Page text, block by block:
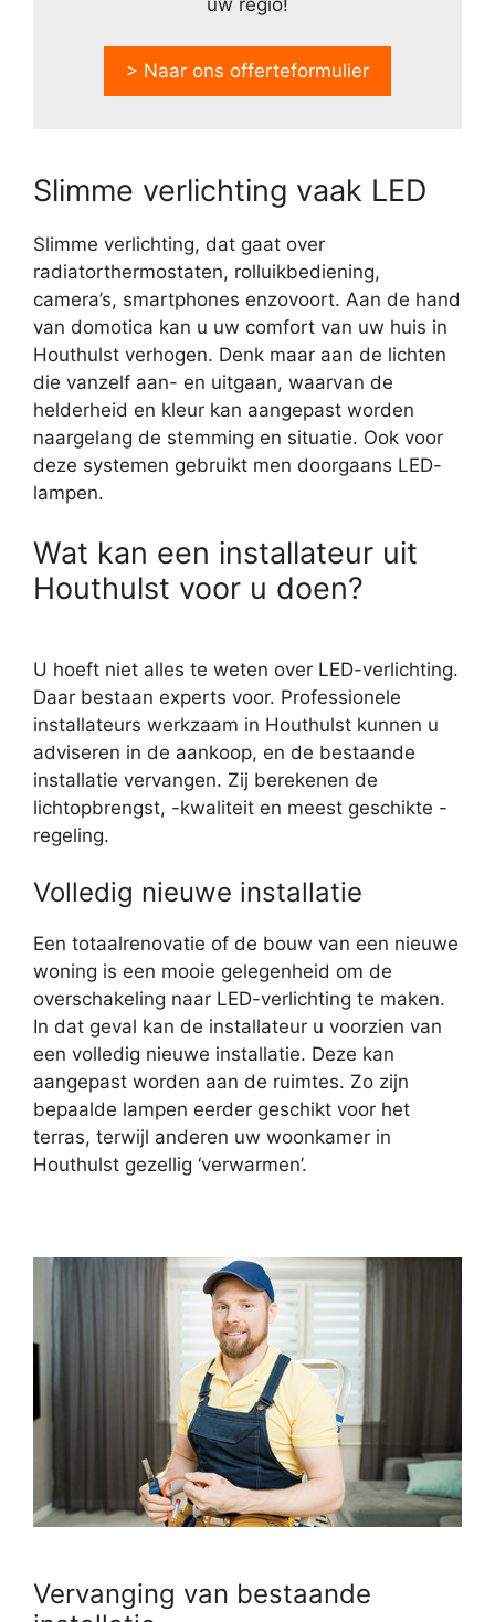
uw regio!
> Naar ons offerteformulier
Slimme verlichting vaak LED
Slimme verlichting, dat gaat over
radiatorthermostaten, rolluikbediening,
camera’s, smartphones enzovoort. Aan de hand
van domotica kan u uw comfort van uw huis in
Houthulst verhogen. Denk maar aan de lichten
die vanzelf aan- en uitgaan, waarvan de
helderheid en kleur kan aangepast worden
naargelang de stemming en situatie. Ook voor
deze systemen gebruikt men doorgaans LED-
lampen.
Wat kan een installateur uit
Houthulst voor u doen?
U hoeft niet alles te weten over LED-verlichting.
Daar bestaan experts voor. Professionele
installateurs werkzaam in Houthulst kunnen u
adviseren in de aankoop, en de bestaande
installatie vervangen. Zij berekenen de
lichtopbrengst, -kwaliteit en meest geschikte -
regeling.
Volledig nieuwe installatie
Een totaalrenovatie of de bouw van een nieuwe
woning is een mooie gelegenheid om de
overschakeling naar LED-verlichting te maken.
In dat geval kan de installateur u voorzien van
een volledig nieuwe installatie. Deze kan
aangepast worden aan de ruimtes. Zo zijn
bepaalde lampen eerder geschikt voor het
terras, terwijl anderen uw woonkamer in
Houthulst gezellig ‘verwarmen’.
Vervanging van bestaande